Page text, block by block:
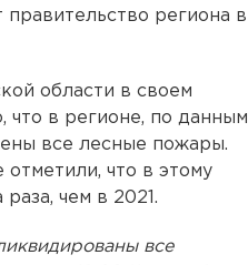
региона в
области в своем
в регионе, по данным
все лесные пожары.
отметили, что в этому
чем в 2021.
все